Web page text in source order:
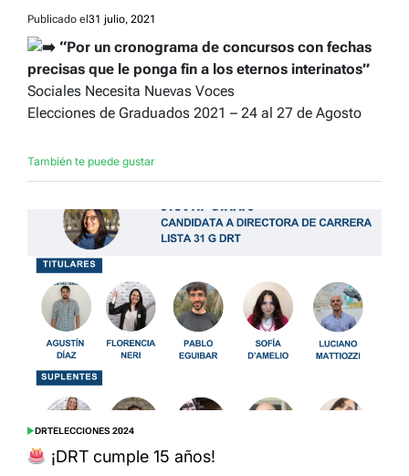
Publicado el 31 julio, 2021
“Por un cronograma de concursos con fechas
precisas que le ponga fin a los eternos interinatos”
Sociales Necesita Nuevas Voces
Elecciones de Graduados 2021 – 24 al 27 de Agosto
También te puede gustar
POSTED
IN
DRTELECCIONES 2024
¡DRT cumple 15 años!